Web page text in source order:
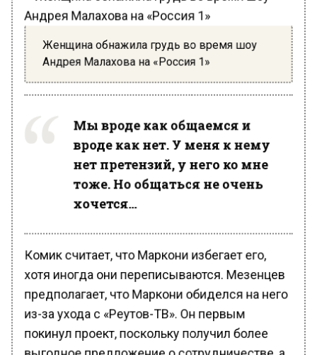
Женщина обнажила грудь во время шоу
Андрея Малахова на «Россия 1»
Мы вроде как общаемся и
вроде как нет. У меня к нему
нет претензий, у него ко мне
тоже. Но общаться не очень
хочется…
Комик считает, что Маркони избегает его,
хотя иногда они переписываются. Мезенцев
предполагает, что Маркони обиделся на него
из-за ухода с «Реутов-ТВ». Он первым
покинул проект, поскольку получил более